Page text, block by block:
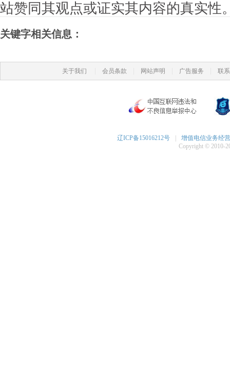
站赞同其观点或证实其内容的真实性
关键字相关信息：
关于我们 会员条款 网站声明 广告服务 联
辽ICP备15016212号
增值电信业务经
Copyright © 2010-